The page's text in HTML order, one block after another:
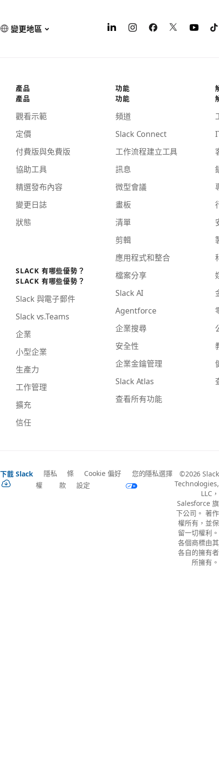
變更地區
產品
產品
觀看示範
定價
付費版與免費版
協助工具
精選發布內容
變更日誌
狀態
SLACK 有哪些優勢？
SLACK 有哪些優勢？
Slack 與電子郵件
Slack vs.Teams
企業
小型企業
生產力
工作管理
擴充
信任
功能
功能
頻道
Slack Connect
工作流程建立工具
訊息
微型會議
畫板
清單
剪輯
應用程式和整合
檔案分享
Slack AI
Agentforce
企業搜尋
安全性
企業金鑰管理
Slack Atlas
查看所有功能
下載 Slack
隱私
權
條
款
Cookie 偏好
設定
您的隱私選擇
©2026 Slack
Technologies,
LLC，
Salesforce 旗
下公司。 著作
權所有，並保
留一切權利。
各個商標由其
各自的擁有者
所擁有。